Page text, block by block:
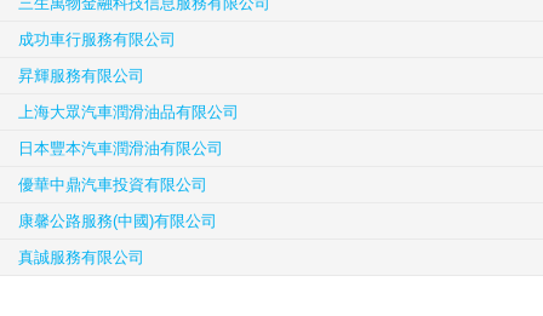
成功車行服務有限公司
昇輝服務有限公司
上海大眾汽車潤滑油品有限公司
日本豐本汽車潤滑油有限公司
優華中鼎汽車投資有限公司
康馨公路服務(中國)有限公司
真誠服務有限公司